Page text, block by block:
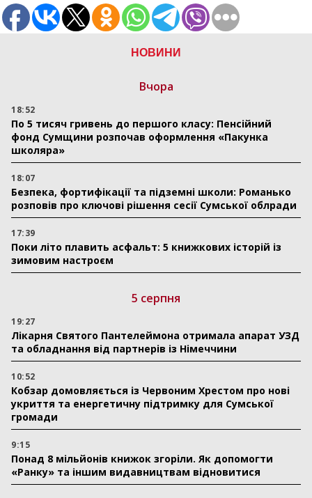
НОВИНИ
Вчора
18:52
По 5 тисяч гривень до першого класу: Пенсійний
фонд Сумщини розпочав оформлення «Пакунка
школяра»
18:07
Безпека, фортифікації та підземні школи: Романько
розповів про ключові рішення сесії Сумської облради
17:39
Поки літо плавить асфальт: 5 книжкових історій із
зимовим настроєм
5 серпня
19:27
Лікарня Святого Пантелеймона отримала апарат УЗД
та обладнання від партнерів із Німеччини
10:52
Кобзар домовляється із Червоним Хрестом про нові
укриття та енергетичну підтримку для Сумської
громади
9:15
Понад 8 мільйонів книжок згоріли. Як допомогти
«Ранку» та іншим видавництвам відновитися